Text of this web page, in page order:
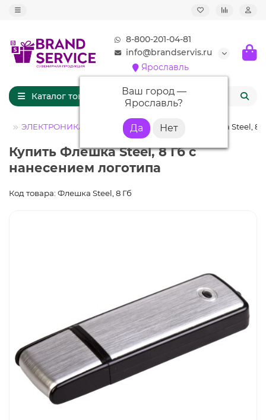
8-800-201-04-81
info@brandservis.ru
Ярославль
Ваш город —
Ярославль?
Каталог товаров
ЭЛЕКТРОНИКА Флешки с логотипом Флешка Steel, 8
Купить Флешка Steel, 8 Гб с
нанесением логотипа
Код товара: Флешка Steel, 8 Гб